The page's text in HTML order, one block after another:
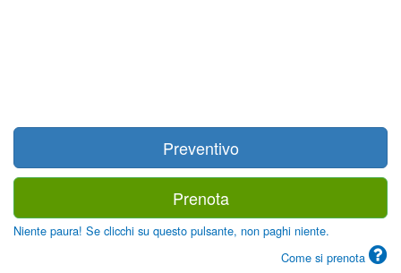
Preventivo
Prenota
Niente paura! Se clicchi su questo pulsante, non paghi niente.
Come si prenota